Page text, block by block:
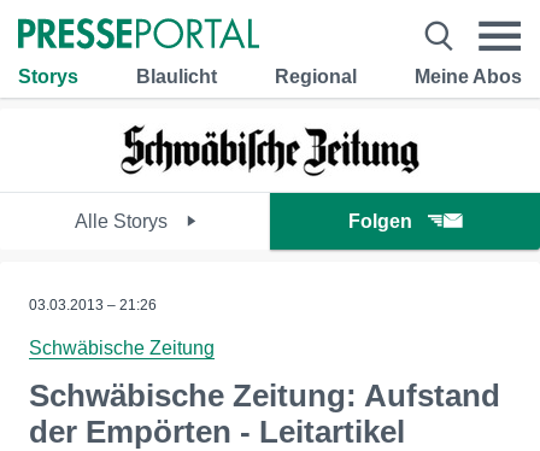
Storys Blaulicht Regional Meine Abos
Alle Storys Folgen
03.03.2013 – 21:26
Schwäbische Zeitung
Schwäbische Zeitung: Aufstand
der Empörten - Leitartikel